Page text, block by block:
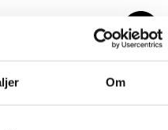
Om